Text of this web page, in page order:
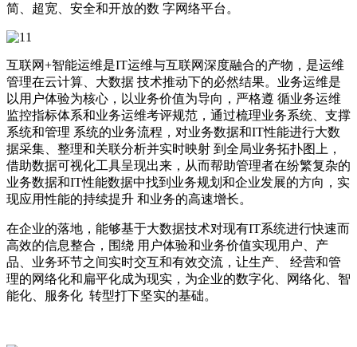
简、超宽、安全和开放的数 字网络平台。
互联网+智能运维是IT运维与互联网深度融合的产物，是运维
管理在云计算、大数据 技术推动下的必然结果。业务运维是
以用户体验为核心，以业务价值为导向，严格遵 循业务运维
监控指标体系和业务运维考评规范，通过梳理业务系统、支撑
系统和管理 系统的业务流程，对业务数据和IT性能进行大数
据采集、整理和关联分析并实时映射 到全局业务拓扑图上，
借助数据可视化工具呈现出来，从而帮助管理者在纷繁复杂的
业务数据和IT性能数据中找到业务规划和企业发展的方向，实
现应用性能的持续提升 和业务的高速增长。
在企业的落地，能够基于大数据技术对现有IT系统进行快速而
高效的信息整合，围绕 用户体验和业务价值实现用户、产
品、业务环节之间实时交互和有效交流，让生产、 经营和管
理的网络化和扁平化成为现实，为企业的数字化、网络化、智
能化、服务化 转型打下坚实的基础。